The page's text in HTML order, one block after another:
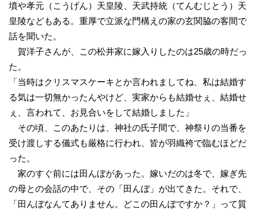
墳や孝元（こうげん）天皇陵、天武持統（てんむじとう）天
皇陵などもある。重厚で立派な門構えの家の玄関脇の客間で
話を聞いた。
賀洋子さんが、この松井家に嫁入りしたのは25歳の時だっ
た。
「当時はクリスマスケーキとか言われましてね、私は結婚す
る気は一切無かったんやけど、実家からも結婚せぇ、結婚せ
ぇ、言われて、お見合いをして結婚しました」
その頃、このあたりは、神社の氏子間で、神祭りの当番を
受け渡しする儀式も厳格に行われ、皆が羽織袴で臨むほどだ
った。
家のすぐ前には田んぼがあった。嫁いだのは冬で、嫁ぎ先
の母との会話の中で、その「田んぼ」が出てきた。それで、
「田んぼなんてありません。どこの田んぼですか？」って質